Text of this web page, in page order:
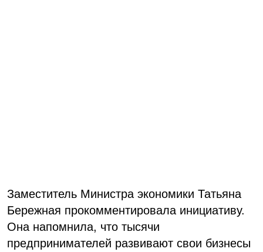
Заместитель Министра экономики Татьяна
Бережная прокомментировала инициативу.
Она напомнила, что тысячи
предпринимателей развивают свои бизнесы